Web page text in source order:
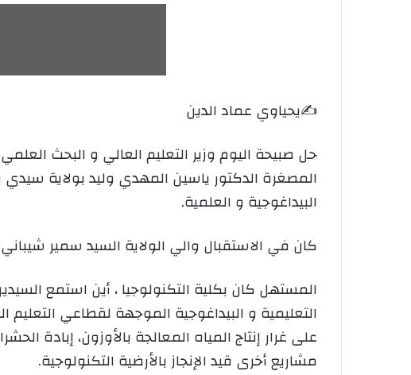
✍️يحياوي عماد الدين
حل صبيحة اليوم وزير التعليم العالي و البحث
المصغرة الدكتور ياسين المهدي وليد بولاية
البيداغوجية و العلمية.
كان في الاستقبال والي الولاية السيد سمير
المستهل كان بكلية التكنولوجيا ، أين استمع
التعليمية و البيداغوجية الموجهة لقطاعي
على غرار إنتاج المياه المعالجة بالأوزون، إبادة
مشاريع أخرى قيد الإنجاز بالأرضية التكنولوجية.